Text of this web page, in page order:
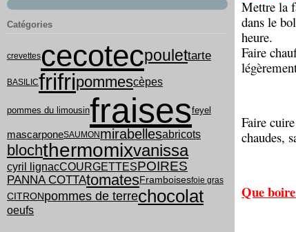
Catégories
crevettescecotecpoulettarte
BASILICfrifripommescèpes
pommes du limousinfraisesfeyel
mascarponeSAUMONmirabellesabricots
blochthermomixvanissa
cyril lignacCOURGETTESPOIRES
PANNA COTTAtomatesFramboisesfoie gras
CITRONpommes de terrechocolat
oeufs
Mettre la
dans le
heure.
Faire
Faire
chaudes,
Que